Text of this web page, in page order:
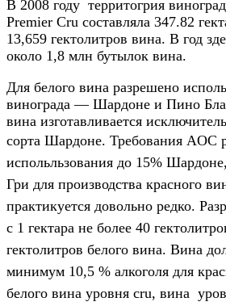
В 2008 году территогрия
Premier Cru составляла 347.82
13,659 гектолитров вина. В год
около 1,8 млн бутылок вина.
Для белого вина разрешено
винограда — Шардоне и Пино
вина изготавливается
сорта Шардоне. Требования AOC
испольльзования до 15%
Гри для производства красного
практикуется довольно редко.
с 1 гектара не более 40
гектолитров белого вина. Вина
минимум 10,5 % алкоголя для
белого вина уровня cru, вина